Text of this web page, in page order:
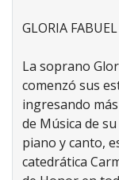
GLORIA
La soprano
comenzó sus
ingresando
de Música de
piano y canto,
catedrática